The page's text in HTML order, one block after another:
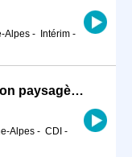
Alpes - Intérim -
Chef d'équipe paysagiste - création paysagère (H/F)
Alpes - CDI -